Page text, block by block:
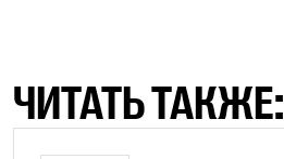
ЧИТАТЬ ТАКЖЕ: